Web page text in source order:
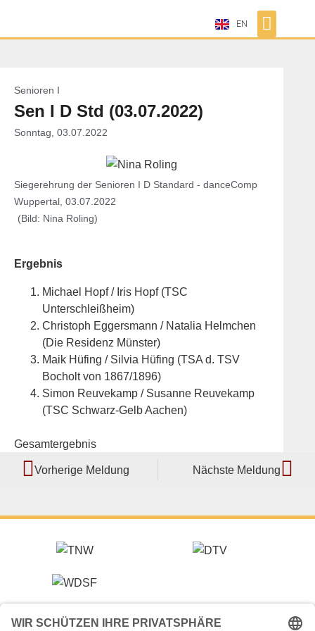
EN
Senioren I
Sen I D Std (03.07.2022)
Sonntag, 03.07.2022
Siegerehrung der Senioren I D Standard - danceComp
Wuppertal, 03.07.2022
(Bild: Nina Roling)
Ergebnis
Michael Hopf / Iris Hopf (TSC
Unterschleißheim)
Christoph Eggersmann / Natalia Helmchen
(Die Residenz Münster)
Maik Hüfing / Silvia Hüfing (TSA d. TSV
Bocholt von 1867/1896)
Simon Reuvekamp / Susanne Reuvekamp
(TSC Schwarz-Gelb Aachen)
Gesamtergebnis
Vorherige Meldung Nächste Meldung